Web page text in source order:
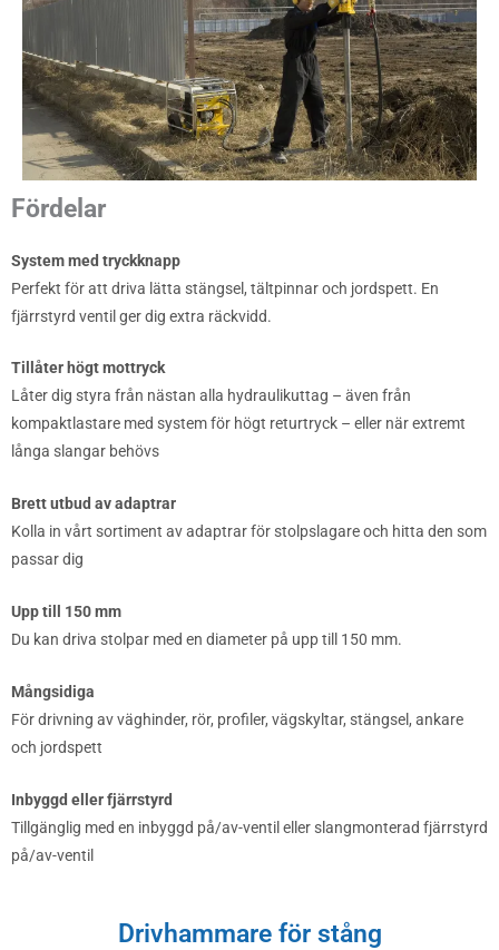
Fördelar
System med tryckknapp
Perfekt för att driva lätta stängsel, tältpinnar och jordspett. En
fjärrstyrd ventil ger dig extra räckvidd.
Tillåter högt mottryck
Låter dig styra från nästan alla hydraulikuttag – även från
kompaktlastare med system för högt returtryck – eller när extremt
långa slangar behövs
Brett utbud av adaptrar
Kolla in vårt sortiment av adaptrar för stolpslagare och hitta den som
passar dig
Upp till 150 mm
Du kan driva stolpar med en diameter på upp till 150 mm.
Mångsidiga
För drivning av väghinder, rör, profiler, vägskyltar, stängsel, ankare
och jordspett
Inbyggd eller fjärrstyrd
Tillgänglig med en inbyggd på/av-ventil eller slangmonterad fjärrstyrd
på/av-ventil
Drivhammare för stång